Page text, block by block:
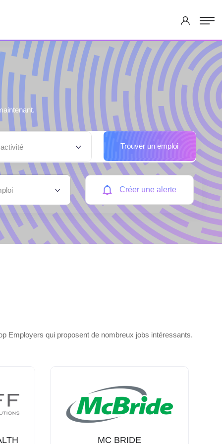
Trouver un emploi
Créer une alerte
Employers qui proposent de nombreux jobs intéressants.
MC BRIDE